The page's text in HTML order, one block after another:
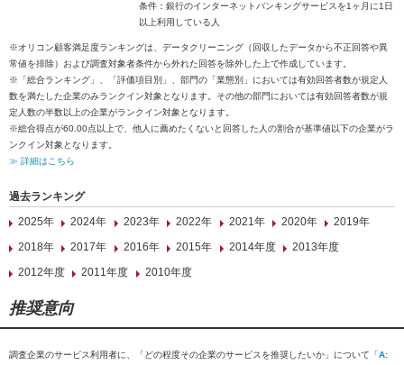
条件：銀行のインターネットバンキングサービスを1ヶ月に1日
以上利用している人
※オリコン顧客満足度ランキングは、データクリーニング（回収したデータから不正回答や異
常値を排除）および調査対象者条件から外れた回答を除外した上で作成しています。
※「総合ランキング」、「評価項目別」、部門の「業態別」においては有効回答者数が規定人
数を満たした企業のみランクイン対象となります。その他の部門においては有効回答者数が規
定人数の半数以上の企業がランクイン対象となります。
※総合得点が60.00点以上で、他人に薦めたくないと回答した人の割合が基準値以下の企業がラ
ンクイン対象となります。
≫ 詳細はこちら
過去ランキング
2025年
2024年 2023年 2022年 2021年 2020年
2019年
2018年
2017年 2016年 2015年 2014年度
2013年度
2012年度
2011年度 2010年度
推奨意向
調査企業のサービス利用者に、「どの程度その企業のサービスを推奨したいか」について「A: